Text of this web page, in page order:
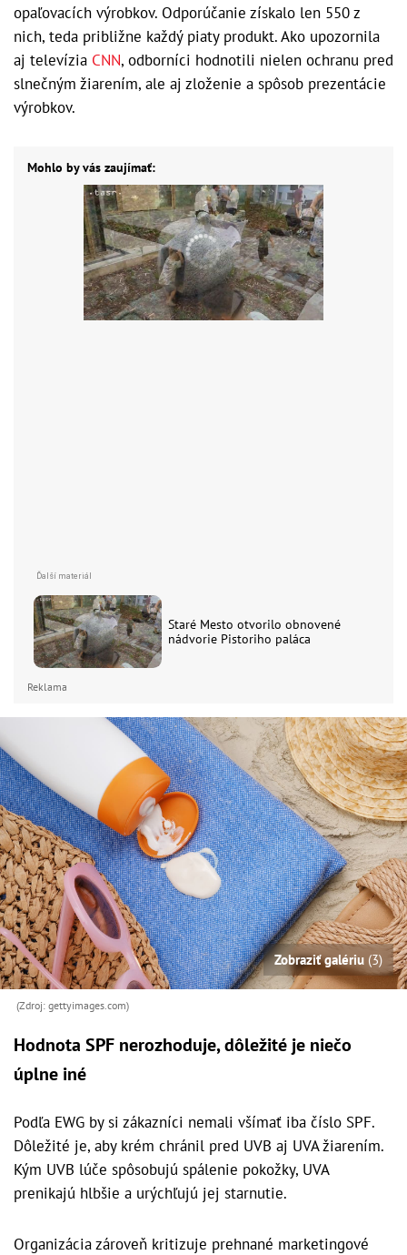
opaľovacích výrobkov. Odporúčanie získalo len 550 z
nich, teda približne každý piaty produkt. Ako upozornila
aj televízia CNN, odborníci hodnotili nielen ochranu pred
slnečným žiarením, ale aj zloženie a spôsob prezentácie
výrobkov.
Mohlo by vás zaujímať:
Staré Mesto otvorilo obnovené
nádvorie Pistoriho paláca
Reklama
Zobraziť galériu (3)
(Zdroj: gettyimages.com)
Hodnota SPF nerozhoduje, dôležité je niečo
úplne iné
Podľa EWG by si zákazníci nemali všímať iba číslo SPF.
Dôležité je, aby krém chránil pred UVB aj UVA žiarením.
Kým UVB lúče spôsobujú spálenie pokožky, UVA
prenikajú hlbšie a urýchľujú jej starnutie.
Organizácia zároveň kritizuje prehnané marketingové